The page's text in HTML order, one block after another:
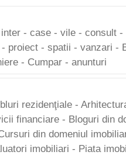
inter - case - vile - consult -
- proiect - spatii - vanzari -
- Cumpar - anunturi
rezidenţiale -
financiare - Bloguri din
din domeniul
imobiliari - Piata